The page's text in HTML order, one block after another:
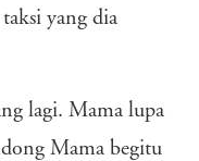
yang dia
lagi. Mama lupa
Mama begitu